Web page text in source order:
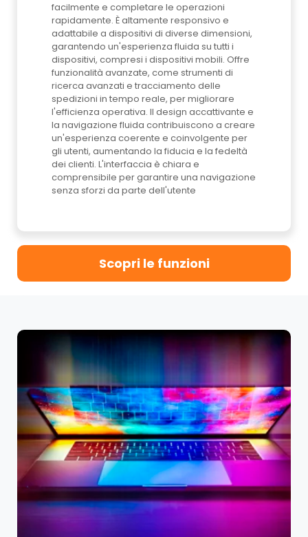
facilmente e completare le operazioni
rapidamente. È altamente responsivo e
adattabile a dispositivi di diverse dimensioni,
garantendo un'esperienza fluida su tutti i
dispositivi, compresi i dispositivi mobili. Offre
funzionalità avanzate, come strumenti di
ricerca avanzati e tracciamento delle
spedizioni in tempo reale, per migliorare
l'efficienza operativa. Il design accattivante e
la navigazione fluida contribuiscono a creare
un'esperienza coerente e coinvolgente per
gli utenti, aumentando la fiducia e la fedeltà
dei clienti. L'interfaccia è chiara e
comprensibile per garantire una navigazione
senza sforzi da parte dell'utente
Scopri le funzioni